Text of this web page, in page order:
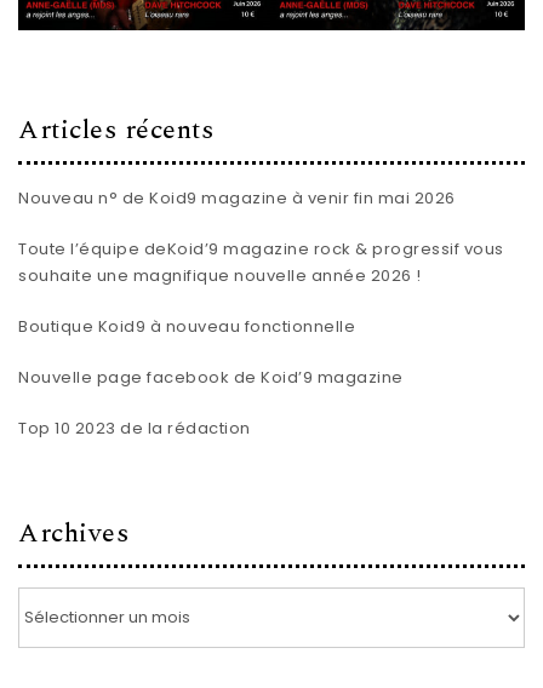
Articles récents
Nouveau n° de Koid9 magazine à venir fin mai 2026
Toute l’équipe deKoid’9 magazine rock & progressif vous
souhaite une magnifique nouvelle année 2026 !
Boutique Koid9 à nouveau fonctionnelle
Nouvelle page facebook de Koid’9 magazine
Top 10 2023 de la rédaction
Archives